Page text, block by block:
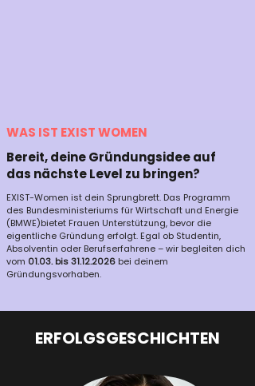
WAS IST EXIST WOMEN
Bereit, deine Gründungsidee auf
das nächste Level zu bringen?
​EXIST-Women ist dein Sprungbrett. Das Programm
des Bundesministeriums für Wirtschaft und Energie
(BMWE)bietet Frauen Unterstützung, bevor die
eigentliche Gründung erfolgt. Egal ob Studentin,
Absolventin oder Berufserfahrene – wir begleiten dich
vom 01.03. bis31.12.2026 bei deinem
Gründungsvorhaben.
ERFOLGSGESCHICHTEN